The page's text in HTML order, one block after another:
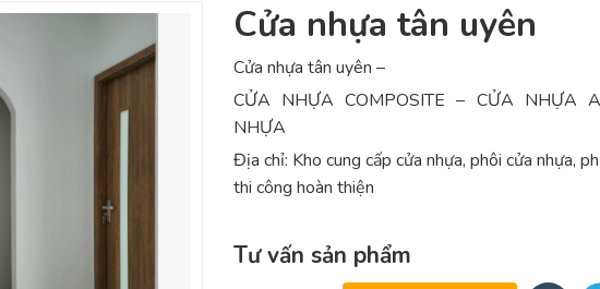
Cửa nhựa tân uyên
Cửa nhựa tân uyên –
CỬA NHỰA COMPOSITE – CỬA NHỰA
NHỰA
Địa chỉ: Kho cung cấp cửa nhựa, phôi cửa nhựa,
thi công hoàn thiện
Tư vấn sản phẩm